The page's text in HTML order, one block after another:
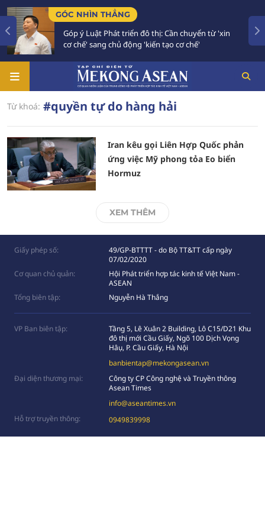
GÓC NHÌN THẲNG
Góp ý Luật Phát triển đô thị: Cần chuyển từ 'xin
cơ chế' sang chủ động 'kiến tạo cơ chế'
Từ khoá: #quyền tự do hàng hải
Iran kêu gọi Liên Hợp Quốc phản
ứng việc Mỹ phong tỏa Eo biển
Hormuz
XEM THÊM
Giấy phép số:
49/GP-BTTTT - do Bộ TT&TT cấp ngày
07/02/2020
Cơ quan chủ quản:
Hội Phát triển hợp tác kinh tế Việt Nam -
ASEAN
Tổng biên tập:
Nguyễn Hà Thắng
VP Ban biên tập:
Tầng 5, Lê Xuân 2 Building, Lô C15/D21 Khu
đô thị mới Cầu Giấy, Ngõ 100 Dịch Vọng
Hâụ, P. Cầu Giấy, Hà Nội
banbientap@mekongasean.vn
Đại diện thương mại:
Công ty CP Công nghệ và Truyền thông
Asean Times
info@aseantimes.vn
Hỗ trợ truyền thông:
0949839998